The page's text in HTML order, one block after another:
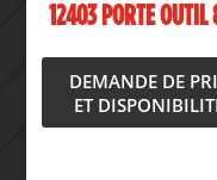
12403 PORTE OUTIL
DEMANDE DE
ET